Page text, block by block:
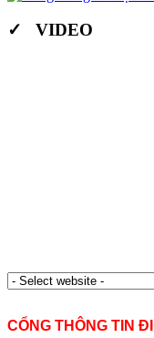
✓ VIDEO
CỔNG THÔNG TIN